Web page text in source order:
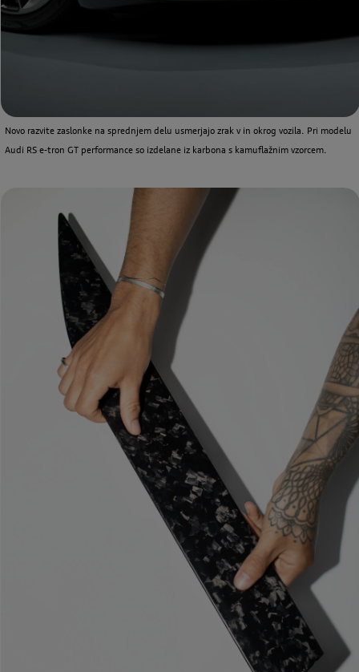
Novo razvite zaslonke na sprednjem delu usmerjajo zrak v in okrog vozila. Pri modelu
Audi RS e-tron GT performance so izdelane iz karbona s kamuflažnim vzorcem.